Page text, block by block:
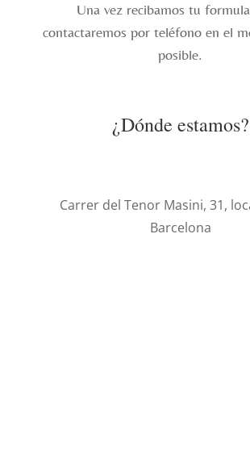
Una vez recibamos tu
contactaremos por teléfono en el
posible.
¿Dónde estamos?
Carrer del Tenor Masini, 31,
Barcelona